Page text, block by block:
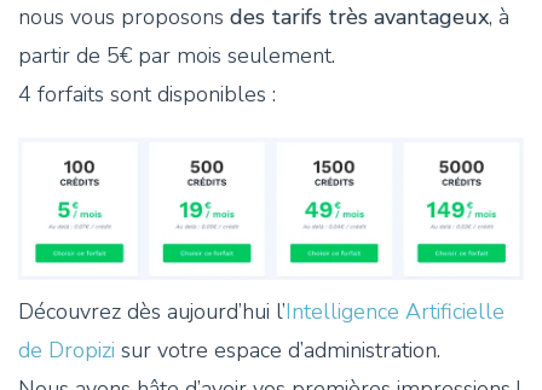
nous vous proposons des tarifs très avantageux, à
partir de 5€ par mois seulement.
4 forfaits sont disponibles :
Découvrez dès aujourd’hui l’Intelligence Artificielle
de Dropizi sur votre espace d’administration.